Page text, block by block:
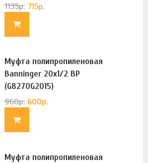
1135р. 715р.
Муфта полипропиленовая
Banninger 20х1/2 ВР
(G8270G2015)
960р. 600р.
Муфта полипропиленовая